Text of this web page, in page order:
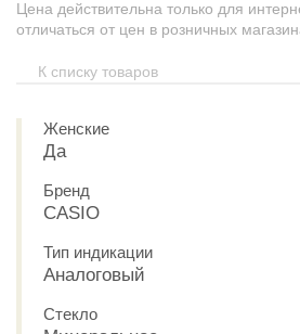
Цена действительна только для
отличаться от цен в розничных
К списку товаров
Женские
Да
Бренд
CASIO
Тип индикации
Аналоговый
Стекло